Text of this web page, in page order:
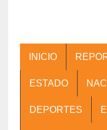
INICIO
ESTADO
DEPORTES